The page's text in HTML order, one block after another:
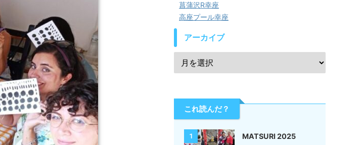
菖蒲沢R幸座
高座プール幸座
アーカイブ
これ読んだ？
1
MATSURI 2025